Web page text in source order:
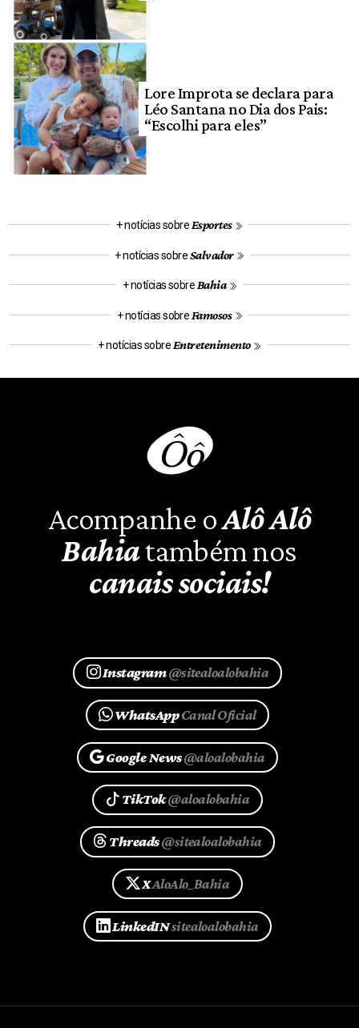
Lore Improta se declara para
Léo Santana no Dia dos Pais:
“Escolhi para eles”
+ notícias sobre Esportes
+ notícias sobreSalvador
+ notícias sobre Bahia
+ notícias sobre Famosos
+ notícias sobre Entretenimento
Acompanhe oAlô Alô
Bahiatambém nos
canais sociais!
Instagram@sitealoalobahia
WhatsAppCanal Oficial
Google News@aloalobahia
TikTok@aloalobahia
Threads@sitealoalobahia
XAloAlo_Bahia
LinkedINsitealoalobahia